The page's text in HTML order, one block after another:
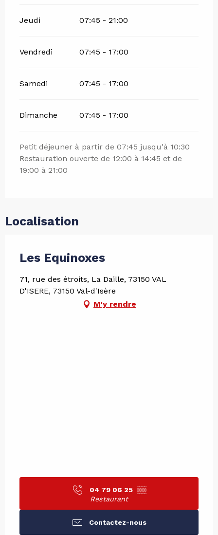
Jeudi 07:45 - 21:00
Vendredi 07:45 - 17:00
Samedi 07:45 - 17:00
Dimanche 07:45 - 17:00
Petit déjeuner à partir de 07:45 jusqu'à 10:30
Restauration ouverte de 12:00 à 14:45 et de
19:00 à 21:00
Localisation
Les Equinoxes
71, rue des étroits, La Daille, 73150 VAL
D'ISERE, 73150 Val-d'Isère
M'y rendre
04 79 06 25 ▒▒
Restaurant
Contactez-nous